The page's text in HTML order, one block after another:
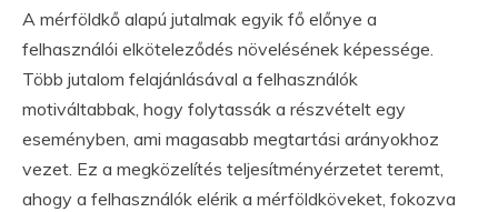
A mérföldkő alapú jutalmak egyik fő előnye a
felhasználói elköteleződés növelésének képessége.
Több jutalom felajánlásával a felhasználók
motiváltabbak, hogy folytassák a részvételt egy
eseményben, ami magasabb megtartási arányokhoz
vezet. Ez a megközelítés teljesítményérzetet teremt,
ahogy a felhasználók elérik a mérföldköveket, fokozva